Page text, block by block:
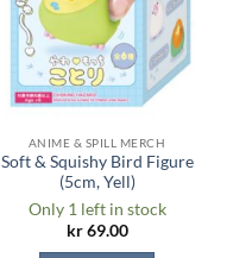
ANIME & SPILL MERCH
Soft & Squishy Bird Figure
(5cm, Yell)
Only 1 left in stock
kr69.00